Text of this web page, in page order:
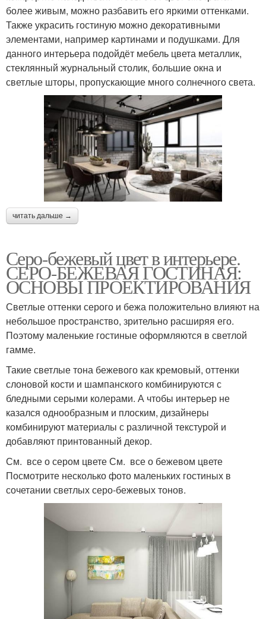
более живым, можно разбавить его яркими оттенками.
Также украсить гостиную можно декоративными
элементами, например картинами и подушками. Для
данного интерьера подойдёт мебель цвета металлик,
стеклянный журнальный столик, большие окна и
светлые шторы, пропускающие много солнечного света.
читать дальше →
Серо-бежевый цвет в интерьере.
СЕРО-БЕЖЕВАЯ ГОСТИНАЯ:
ОСНОВЫ ПРОЕКТИРОВАНИЯ
Светлые оттенки серого и бежа положительно влияют на
небольшое пространство, зрительно расширяя его.
Поэтому маленькие гостиные оформляются в светлой
гамме.
Такие светлые тона бежевого как кремовый, оттенки
слоновой кости и шампанского комбинируются с
бледными серыми колерами. А чтобы интерьер не
казался однообразным и плоским, дизайнеры
комбинируют материалы с различной текстурой и
добавляют принтованный декор.
См. все о сером цвете См. все о бежевом цвете
Посмотрите несколько фото маленьких гостиных в
сочетании светлых серо-бежевых тонов.